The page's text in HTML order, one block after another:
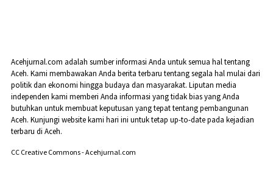
Acehjurnal.com adalah sumber informasi Anda untuk semua hal tentang
Aceh. Kami membawakan Anda berita terbaru tentang segala hal mulai dari
politik dan ekonomi hingga budaya dan masyarakat. Liputan media
independen kami memberi Anda informasi yang tidak bias yang Anda
butuhkan untuk membuat keputusan yang tepat tentang pembangunan
Aceh. Kunjungi website kami hari ini untuk tetap up-to-date pada kejadian
terbaru di Aceh.
CC Creative Commons - Acehjurnal.com